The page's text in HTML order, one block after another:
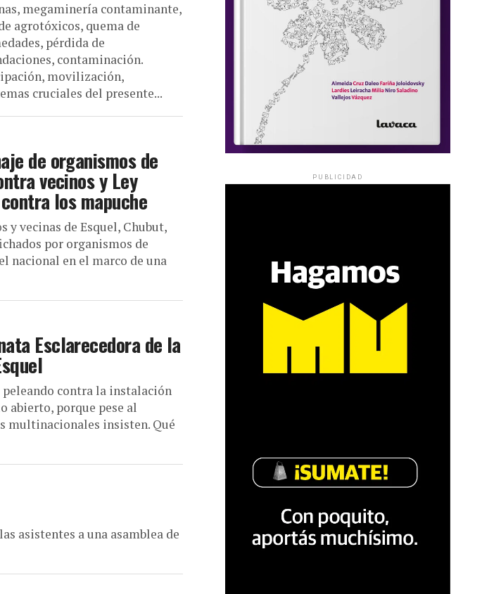
megaminería contaminante,
agrotóxicos, quema de
pérdida de
contaminación.
movilización,
cruciales del presente...
de organismos de
vecinos y Ley
los mapuche
y vecinas de Esquel, Chubut,
por organismos de
nacional en el marco de una
Esclarecedora de la
peleando contra la instalación
abierto, porque pese al
multinacionales insisten. Qué
asistentes a una asamblea de
PUBLICIDAD